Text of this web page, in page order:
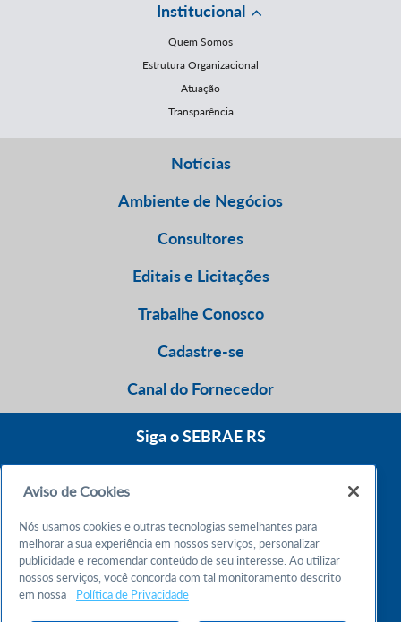
Institucional
Quem Somos
Estrutura Organizacional
Atuação
Transparência
Notícias
Ambiente de Negócios
Consultores
Editais e Licitações
Trabalhe Conosco
Cadastre-se
Canal do Fornecedor
Siga o SEBRAE RS
Atendimento 24h
Chame no WhatsApp
Aviso de Cookies
Nós usamos cookies e outras tecnologias semelhantes para
melhorar a sua experiência em nossos serviços, personalizar
publicidade e recomendar conteúdo de seu interesse. Ao utilizar
nossos serviços, você concorda com tal monitoramento descrito
em nossa
Política de Privacidade